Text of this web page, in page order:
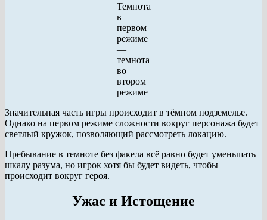
Темнота
в
первом
режиме
—
темнота
во
втором
режиме
Значительная часть игры происходит в тёмном подземелье.
Однако на первом режиме сложности вокруг персонажа будет
светлый кружок, позволяющий рассмотреть локацию.
Пребывание в темноте без факела всё равно будет уменьшать
шкалу разума, но игрок хотя бы будет видеть, чтобы
происходит вокруг героя.
Ужас и Истощение